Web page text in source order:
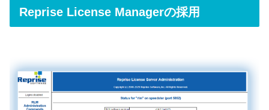
Reprise License Managerの採用